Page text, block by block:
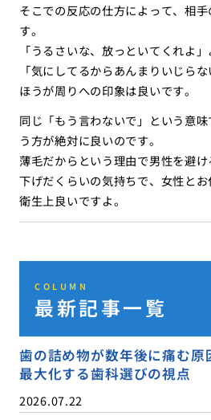
そこでの反応の仕方によって、相
す。
「うるさいな、放っといてくれよ
「気にしてるからあんまりいじら
ほうが周りへの印象は良いです。
同じ「もう言わないで」という意
う方が絶対に良いのです。
薄毛だからという理由で男性を避
下げだくらいの気持ちで、女性と
衛生上良いですよ。
COLUMN
最新記事一覧
歯の詰め物が数年後に痛む原
最大化する歯科選びの視点
2026.07.22